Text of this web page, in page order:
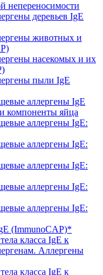
непереносимости
деревьев IgE
животных и
насекомых и их
пыли IgE
аллергены IgE
компоненты яйца
аллергены IgE:
аллергены IgE:
аллергены IgE:
аллергены IgE:
аллергены IgE:
(ImmunoCAP)*
класса IgE к
Аллергены
класса IgE к